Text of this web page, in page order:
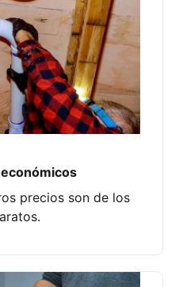
precios son de los